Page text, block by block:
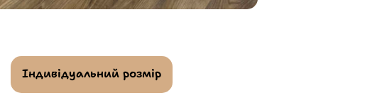
Індивідуальний розмір